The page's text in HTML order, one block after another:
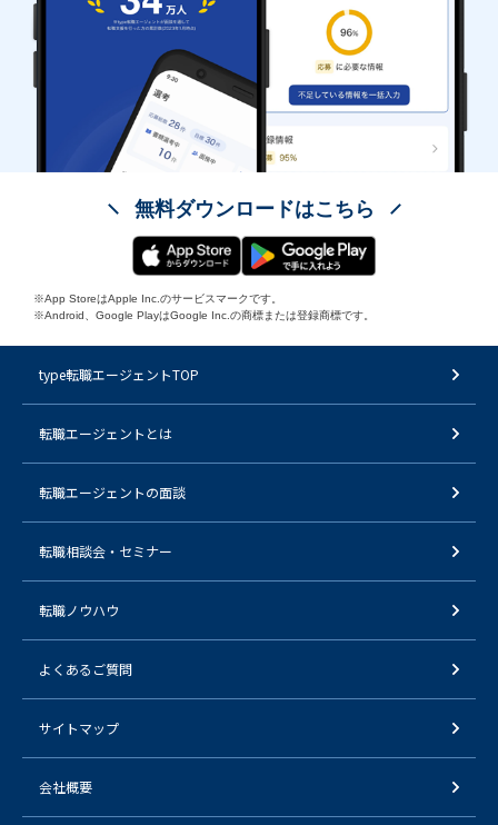
無料ダウンロードはこちら
※App StoreはApple Inc.のサービスマークです。
※Android、Google PlayはGoogle Inc.の商標または登録商標です。
type転職エージェントTOP
転職エージェントとは
転職エージェントの面談
転職相談会・セミナー
転職ノウハウ
よくあるご質問
サイトマップ
会社概要